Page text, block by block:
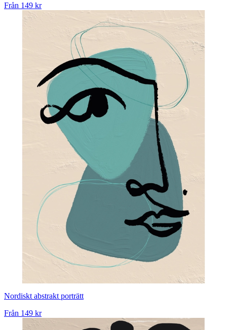
Från 149 kr
Nordiskt abstrakt porträtt
Från 149 kr